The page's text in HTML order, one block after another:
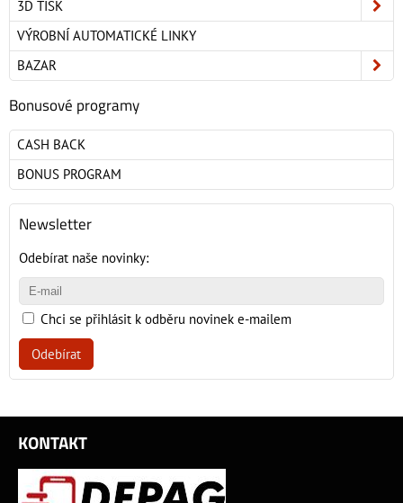
3D TISK
VÝROBNÍ AUTOMATICKÉ LINKY
BAZAR
Bonusové programy
CASH BACK
BONUS PROGRAM
Newsletter
Odebírat naše novinky:
Chci se přihlásit k odběru novinek e-mailem
Odebírat
KONTAKT